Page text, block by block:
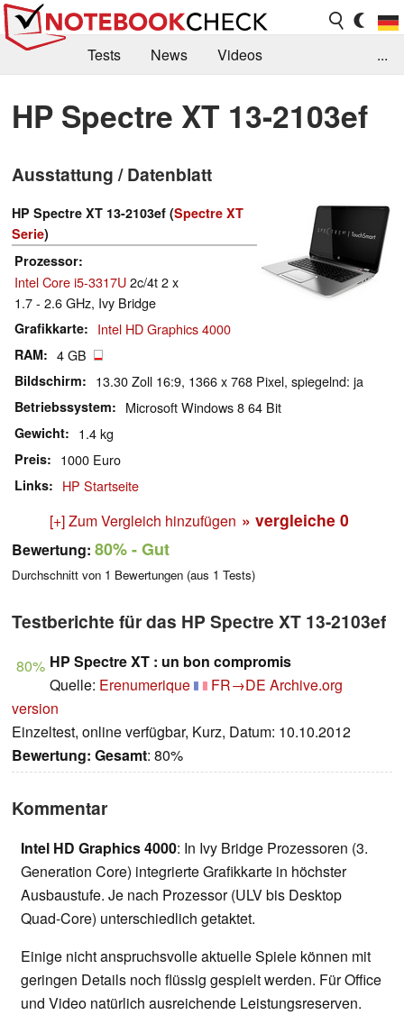
Tests News
Videos
Kaufberatung
Deals Suche
Jobs
Forum
...
HP Spectre XT 13-2103ef
Ausstattung / Datenblatt
HP Spectre XT 13-2103ef (Spectre XT
Serie)
Prozessor
Intel Core i5-3317U2c/4t 2 x
1.7 - 2.6 GHz, Ivy Bridge
Grafikkarte Intel HD Graphics 4000
RAM 4 GB
Bildschirm 13.30 Zoll 16:9, 1366 x 768 Pixel, spiegelnd: ja
Betriebssystem Microsoft Windows 8 64 Bit
Gewicht 1.4 kg
Preis 1000 Euro
Links HP Startseite
[+] Zum Vergleich hinzufügen » vergleiche 0
Bewertung: 80%- Gut
Durchschnitt von 1 Bewertungen (aus 1 Tests)
Testberichte für das HP Spectre XT 13-2103ef
80% HP Spectre XT : un bon compromis
Quelle: Erenumerique FR→DE Archive.org
version
Einzeltest, online verfügbar, Kurz, Datum: 10.10.2012
Bewertung: Gesamt: 80%
Kommentar
Intel HD Graphics 4000: In Ivy Bridge Prozessoren (3.
Generation Core) integrierte Grafikkarte in höchster
Ausbaustufe. Je nach Prozessor (ULV bis Desktop
Quad-Core) unterschiedlich getaktet.
Einige nicht anspruchsvolle aktuelle Spiele können mit
geringen Details noch flüssig gespielt werden. Für Office
und Video natürlich ausreichende Leistungsreserven.